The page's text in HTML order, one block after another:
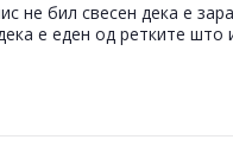
не бил свесен дека е
е еден од ретките што